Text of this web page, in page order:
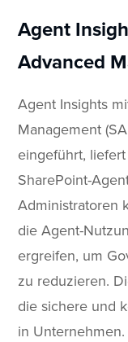
Agent
Advanced
Agent Insights
Management
eingeführt,
SharePoint-
Administratoren
die Agent-
ergreifen, um
zu reduzieren.
die sichere und
in Unternehmen.